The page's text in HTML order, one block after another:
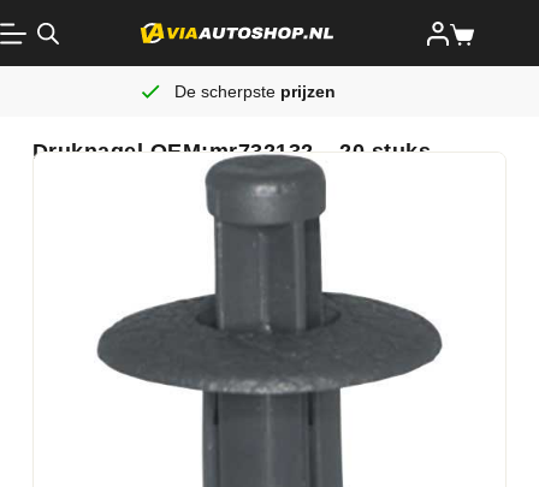
De scherpste prijzen
Druknagel OEM:mr732132 – 20 stuks